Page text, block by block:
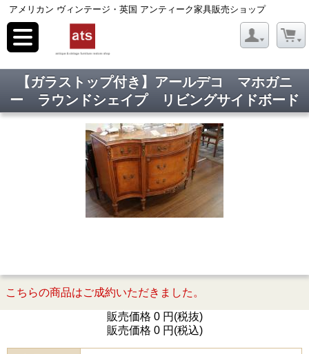
アメリカン ヴィンテージ・英国 アンティーク家具販売ショップ
toggle
navigation
【ガラストップ付き】アールデコ マホガニ
ー ラウンドシェイプ リビングサイドボード
こちらの商品はご成約いただきました。
販売価格 0 円(税抜)
販売価格 0 円(税込)